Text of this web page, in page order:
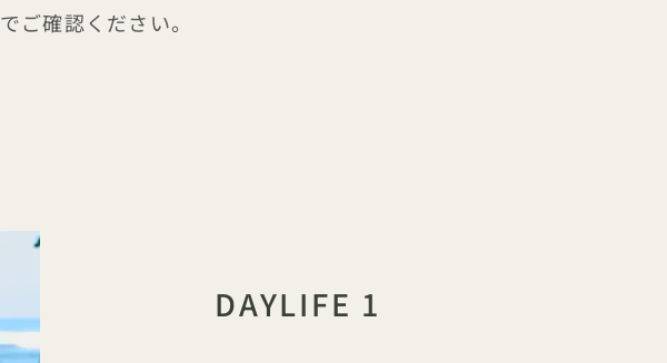
でご確認ください。
DAYLIFE 1